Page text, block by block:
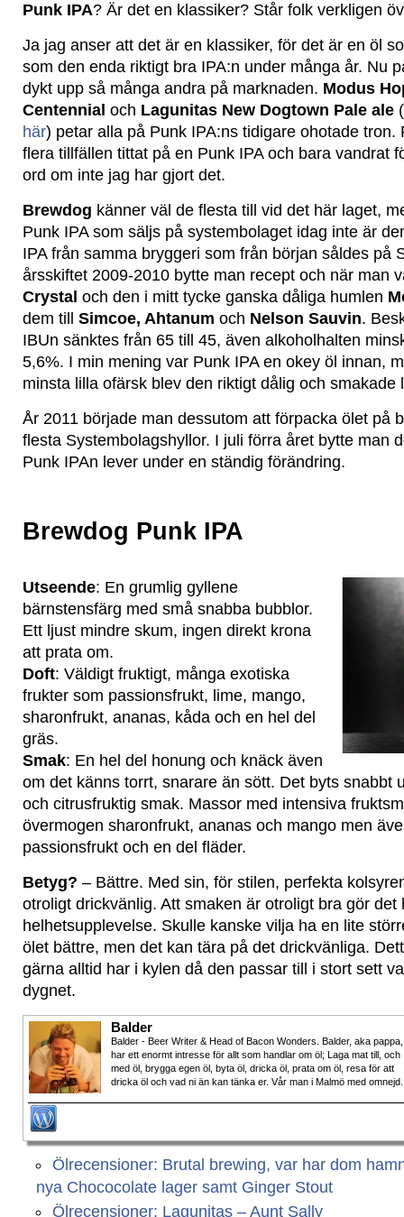
Punk IPA? Är det en klassiker? Står folk verkligen
Ja jag anser att det är en klassiker, för det är en öl
som den enda riktigt bra IPA:n under många år. Nu
dykt upp så många andra på marknaden. Modus
Centennial och Lagunitas New Dogtown Pale ale (
här) petar alla på Punk IPA:ns tidigare ohotade tron.
flera tillfällen tittat på en Punk IPA och bara vandrat
ord om inte jag har gjort det.
Brewdog känner väl de flesta till vid det här laget,
Punk IPA som säljs på systembolaget idag inte är
IPA från samma bryggeri som från början såldes på
årsskiftet 2009-2010 bytte man recept och när man
Crystal och den i mitt tycke ganska dåliga humlen
dem till Simcoe, Ahtanum och Nelson Sauvin.
IBUn sänktes från 65 till 45, även alkoholhalten
5,6%. I min mening var Punk IPA en okey öl innan,
minsta lilla ofärsk blev den riktigt dålig och smakade
År 2011 började man dessutom att förpacka ölet på
flesta Systembolagshyllor. I juli förra året bytte man
Punk IPAn lever under en ständig förändring.
Brewdog Punk IPA
Utseende: En grumlig gyllene
bärnstensfärg med små snabba bubblor.
Ett ljust mindre skum, ingen direkt krona
att prata om.
Doft: Väldigt fruktigt, många exotiska
frukter som passionsfrukt, lime, mango,
sharonfrukt, ananas, kåda och en hel del
gräs.
Smak: En hel del honung och knäck även
om det känns torrt, snarare än sött. Det byts snabbt
och citrusfruktig smak. Massor med intensiva
övermogen sharonfrukt, ananas och mango men
passionsfrukt och en del fläder.
Betyg? – Bättre. Med sin, för stilen, perfekta
otroligt drickvänlig. Att smaken är otroligt bra gör det
helhetsupplevelse. Skulle kanske vilja ha en lite
ölet bättre, men det kan tära på det drickvänliga.
gärna alltid har i kylen då den passar till i stort sett
dygnet.
Balder
Balder - Beer Writer & Head of Bacon Wonders. Balder, aka pappa,
har ett enormt intresse för allt som handlar om öl; Laga mat till, och
med öl, brygga egen öl, byta öl, dricka öl, prata om öl, resa för att
dricka öl och vad ni än kan tänka er. Vår man i Malmö med omnejd.
Ölrecensioner: Brutal brewing, var har dom
nya Chococolate lager samt Ginger Stout
Ölrecensioner: Lagunitas – Aunt Sally